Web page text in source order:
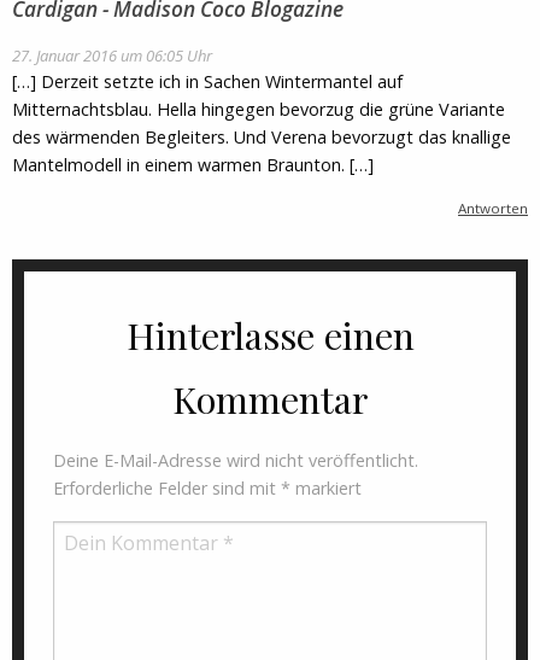
Cardigan - Madison Coco Blogazine
27. Januar 2016 um 06:05 Uhr
[…] Derzeit setzte ich in Sachen Wintermantel auf
Mitternachtsblau. Hella hingegen bevorzug die grüne Variante
des wärmenden Begleiters. Und Verena bevorzugt das knallige
Mantelmodell in einem warmen Braunton. […]
Antworten
Hinterlasse einen
Kommentar
Deine E-Mail-Adresse wird nicht veröffentlicht.
Erforderliche Felder sind mit * markiert